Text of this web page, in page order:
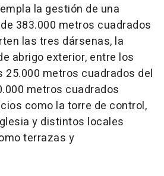
la gestión de una
383.000 metros cuadrados
las tres dársenas, la
abrigo exterior, entre los
25.000 metros cuadrados del
metros cuadrados
como la torre de control,
y distintos locales
terrazas y